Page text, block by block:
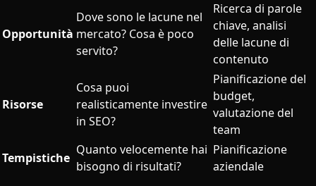
Opportunità
Dove sono le lacune nel
mercato? Cosa è poco
servito?
Ricerca di parole
chiave, analisi
delle lacune di
contenuto
Risorse
Cosa puoi
realisticamente investire
in SEO?
Pianificazione del
budget,
valutazione del
team
Tempistiche
Quanto velocemente hai
bisogno di risultati?
Pianificazione
aziendale